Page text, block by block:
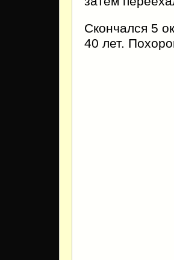
Скончался 5
40 лет.